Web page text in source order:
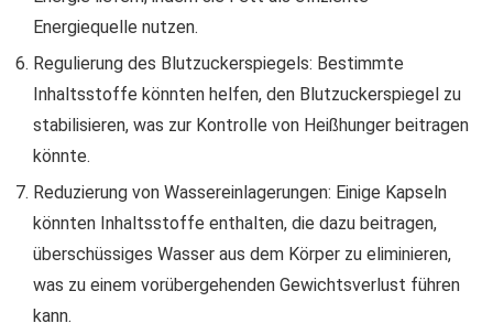
Energiequelle nutzen.
Regulierung des Blutzuckerspiegels: Bestimmte
Inhaltsstoffe könnten helfen, den Blutzuckerspiegel zu
stabilisieren, was zur Kontrolle von Heißhunger beitragen
könnte.
Reduzierung von Wassereinlagerungen: Einige Kapseln
könnten Inhaltsstoffe enthalten, die dazu beitragen,
überschüssiges Wasser aus dem Körper zu eliminieren,
was zu einem vorübergehenden Gewichtsverlust führen
kann.